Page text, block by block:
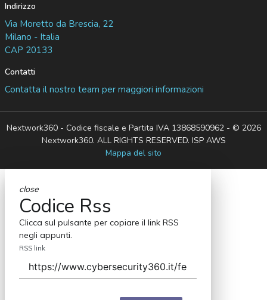
Indirizzo
Via Moretto da Brescia, 22
Milano - Italia
CAP 20133
Contatti
Contatta il nostro team per maggiori informazioni
Nextwork360 - Codice fiscale e Partita IVA 13868590962 - © 2026
Nextwork360. ALL RIGHTS RESERVED. ISP AWS
Mappa del sito
close
Codice Rss
Clicca sul pulsante per copiare il link RSS
negli appunti.
RSS link